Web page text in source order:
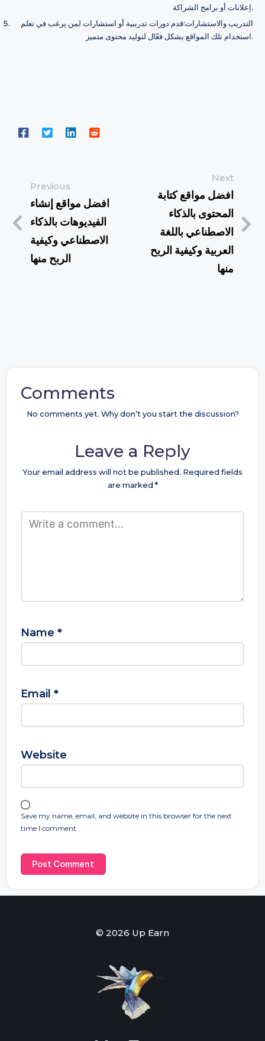
إعلانات أو برامج الشراكة.
التدريب والاستشارات:قدم دورات تدريبية أو استشارات لمن يرغب في تعلم
استخدام تلك المواقع بشكل فعّال لتوليد محتوى متميز.
Previous
افضل مواقع إنشاء
الفيديوهات بالذكاء
الاصطناعي وكيفية
الربح منها
Next
افضل مواقع كتابة
المحتوى بالذكاء
الاصطناعي باللغة
العربية وكيفية الربح
منها
Comments
No comments yet. Why don’t you start the discussion?
Leave a Reply
Your email address will not be published. Required fields
are marked *
Name *
Email *
Website
Save my name, email, and website in this browser for the next
time I comment.
© 2026 Up Earn